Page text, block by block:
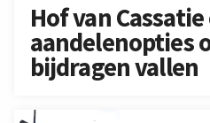
Hof van
aandelenopties
bijdragen vallen